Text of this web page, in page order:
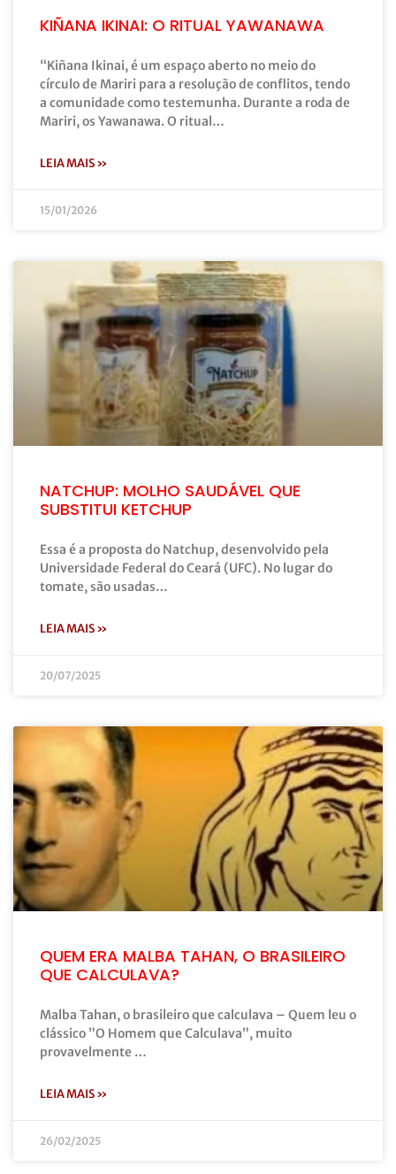
KIÑANA IKINAI: O RITUAL YAWANAWA
“Kiñana Ikinai, é um espaço aberto no meio do
círculo de Mariri para a resolução de conflitos, tendo
a comunidade como testemunha. Durante a roda de
Mariri, os Yawanawa. O ritual…
LEIA MAIS »
15/01/2026
NATCHUP: MOLHO SAUDÁVEL QUE
SUBSTITUI KETCHUP
Essa é a proposta do Natchup, desenvolvido pela
Universidade Federal do Ceará (UFC). No lugar do
tomate, são usadas…
LEIA MAIS »
20/07/2025
QUEM ERA MALBA TAHAN, O BRASILEIRO
QUE CALCULAVA?
Malba Tahan, o brasileiro que calculava – Quem leu o
clássico ”O Homem que Calculava”, muito
provavelmente …
LEIA MAIS »
26/02/2025